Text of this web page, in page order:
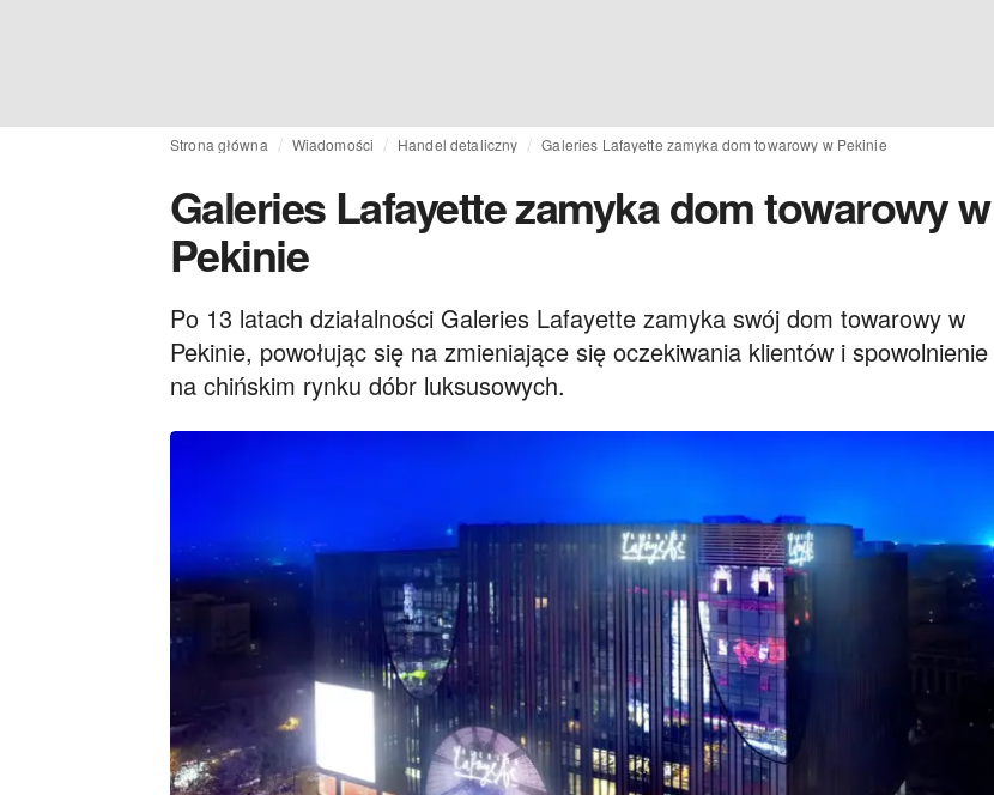
Strona główna Wiadomości Handel detaliczny Galeries Lafayette zamyka dom towarowy w Pekinie
Galeries Lafayette zamyka dom towarowy w
Pekinie
Po 13 latach działalności Galeries Lafayette zamyka swój dom towarowy w
Pekinie, powołując się na zmieniające się oczekiwania klientów i spowolnienie
na chińskim rynku dóbr luksusowych.